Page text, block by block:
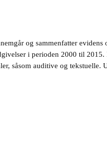
og sammenfatter
i perioden 2000 til
såsom auditive og tekstuelle.